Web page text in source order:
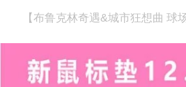
【布鲁克林奇遇&城市狂想曲 球场